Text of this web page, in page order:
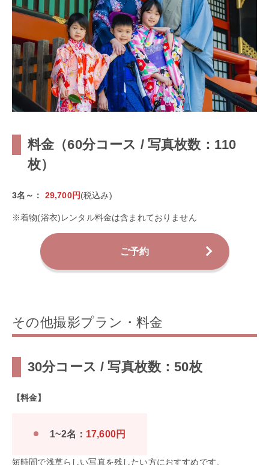
料金（60分コース / 写真枚数：110
枚）
3名～： 29,700円(税込み)
※着物(浴衣)レンタル料金は含まれておりません
ご予約
その他撮影プラン・料金
30分コース / 写真枚数：50枚
【料金】
1~2名： 17,600円
短時間で浅草らしい写真を残したい方におすすめです。